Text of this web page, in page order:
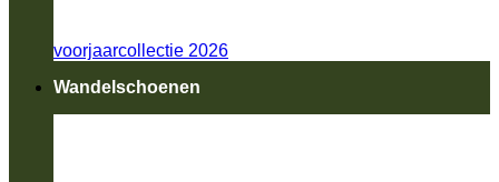
voorjaarcollectie 2026
Wandelschoenen